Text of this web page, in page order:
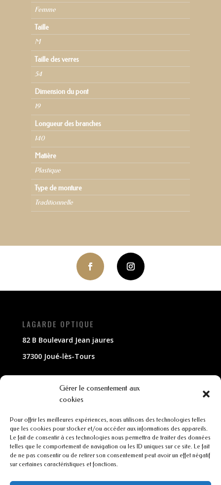
Gérer le consentement aux
cookies
Pour offrir les meilleures expériences, nous utilisons des technologies telles
que les cookies pour stocker et/ou accéder aux informations des appareils.
Le fait de consentir à ces technologies nous permettra de traiter des données
telles que le comportement de navigation ou les ID uniques sur ce site. Le fait
de ne pas consentir ou de retirer son consentement peut avoir un effet négatif
sur certaines caractéristiques et fonctions.
Femme
Taille
M
Taille des verres
54
Dimension du pont
19
Longueur des branches
140
Matière
Plastique
Type de monture
Traditionnelle
LAGARDE OPTIQUE
82 B Boulevard Jean jaures
37300 Joué-lès-Tours
02 47 63 79 33
contact@lagarde-optique.fr
INFORMATIONS
Mentions légales